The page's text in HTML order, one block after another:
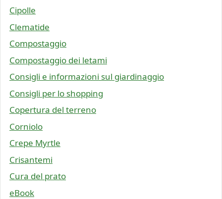
Cipolle
Clematide
Compostaggio
Compostaggio dei letami
Consigli e informazioni sul giardinaggio
Consigli per lo shopping
Copertura del terreno
Corniolo
Crepe Myrtle
Crisantemi
Cura del prato
eBook